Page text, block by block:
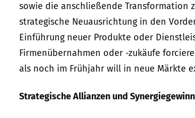
sowie die anschließende Transformation
strategische Neuausrichtung in den
Einführung neuer Produkte oder
Firmenübernahmen oder -zukäufe
als noch im Frühjahr will in neue Märkte
Strategische Allianzen und